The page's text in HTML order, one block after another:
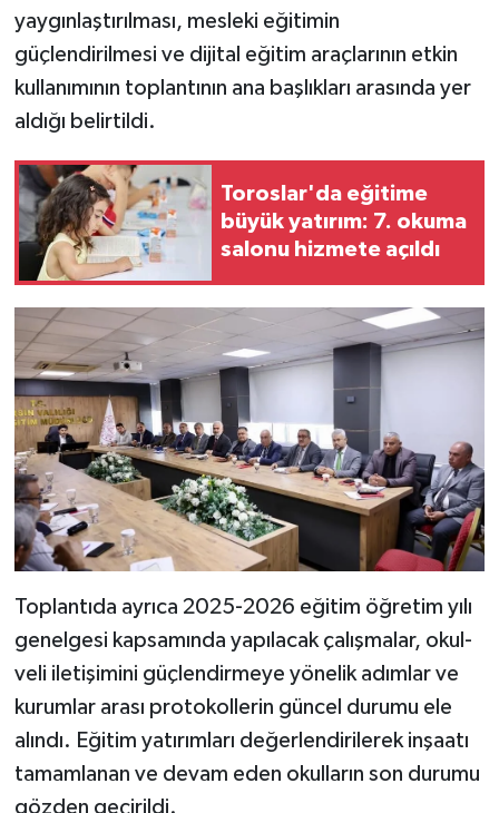
yaygınlaştırılması, mesleki eğitimin
güçlendirilmesi ve dijital eğitim araçlarının etkin
kullanımının toplantının ana başlıkları arasında yer
aldığı belirtildi.
Toroslar'da eğitime
büyük yatırım: 7. okuma
salonu hizmete açıldı
Toplantıda ayrıca 2025-2026 eğitim öğretim yılı
genelgesi kapsamında yapılacak çalışmalar, okul-
veli iletişimini güçlendirmeye yönelik adımlar ve
kurumlar arası protokollerin güncel durumu ele
alındı. Eğitim yatırımları değerlendirilerek inşaatı
tamamlanan ve devam eden okulların son durumu
gözden geçirildi.